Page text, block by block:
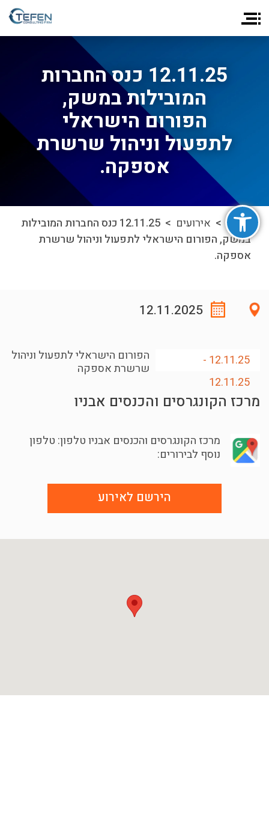
פתח סרגל נגישות
12.11.25 כנס החברות
המובילות במשק,
הפורום הישראלי
לתפעול וניהול שרשרת
אספקה.
ראשי> אירועים
> 12.11.25 כנס החברות המובילות
במשק, הפורום הישראלי לתפעול וניהול שרשרת
אספקה.
12.11.2025
12.11.25 -
12.11.25
הפורום הישראלי לתפעול וניהול
שרשרת אספקה
מרכז הקונגרסים והכנסים אבניו
מרכז הקונגרסים והכנסים אבניוטלפון: טלפון
נוסף לבירורים:
הירשם לאירוע